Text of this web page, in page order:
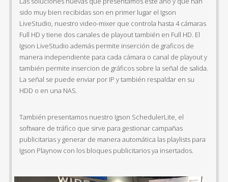
sido muy bien recibidas son en primer lugar el Igson
LiveStudio, nuestro video-mixer que controla hasta 4 cámaras
Full HD y tiene dos canales de playout también en Full HD. El
Igson LiveStudio además permite inserción de graficos de
manera independiente para cada cámara o canal de playout y
también permite insercion de gráficos sobre la señal de salida.
La señal se puede enviar por IP y también respaldar en su
HDD o en una NAS.
También presentamos nuestro Igson SchedulerLite, el
software de tráfico que sirve para gestionar campañas
publicitarias y generar de manera automática las playlists para
Igson Playnow con los bloques publicitarios ya insertados.